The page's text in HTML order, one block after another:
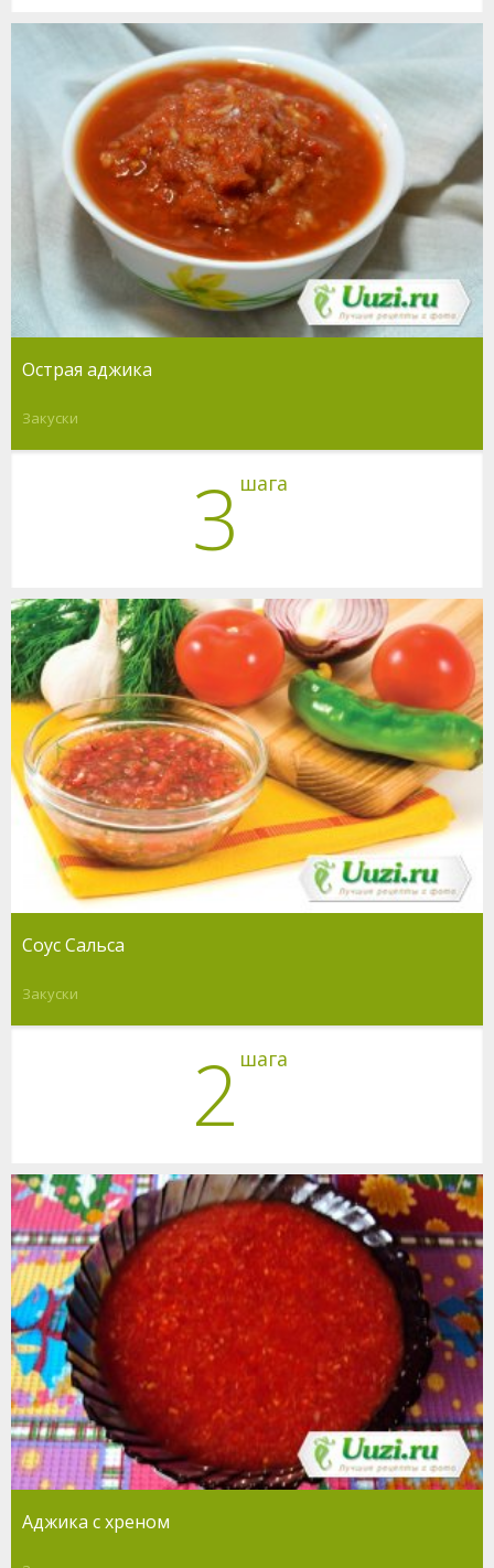
Острая аджика
Закуски
3 шага
Соус Сальса
Закуски
2 шага
Аджика с хреном